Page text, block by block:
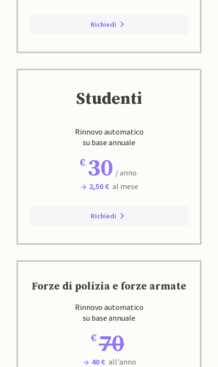
Richiedi
Studenti
Rinnovo automatico
su base annuale
30 / anno
2,50 € al mese
Richiedi
Forze di polizia e forze armate
Rinnovo automatico
su base annuale
70
40 € all'anno